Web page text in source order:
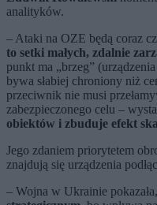
analityków.
– Ataki na OZE będą coraz
to setki małych, zdalnie
punkt ma „brzeg”
bywa słabiej chroniony niż
przeciwnik nie musi
zabezpieczonego celu –
obiektów i zbuduje efekt
Jego zdaniem priorytetem
znajdują się urządzenia
– Wojna w Ukrainie